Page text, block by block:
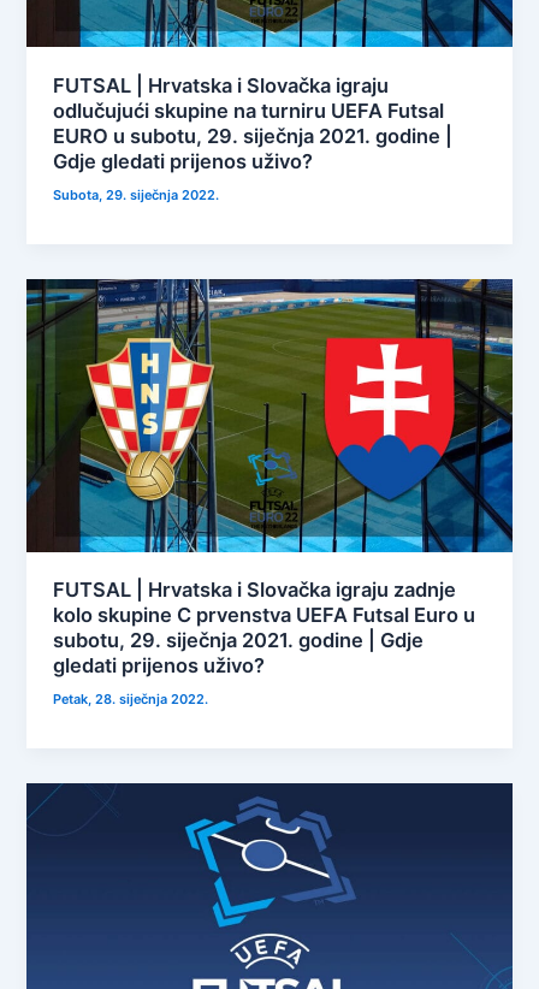
FUTSAL | Hrvatska i Slovačka igraju
odlučujući skupine na turniru UEFA Futsal
EURO u subotu, 29. siječnja 2021. godine |
Gdje gledati prijenos uživo?
Subota, 29. siječnja 2022.
FUTSAL | Hrvatska i Slovačka igraju zadnje
kolo skupine C prvenstva UEFA Futsal Euro u
subotu, 29. siječnja 2021. godine | Gdje
gledati prijenos uživo?
Petak, 28. siječnja 2022.